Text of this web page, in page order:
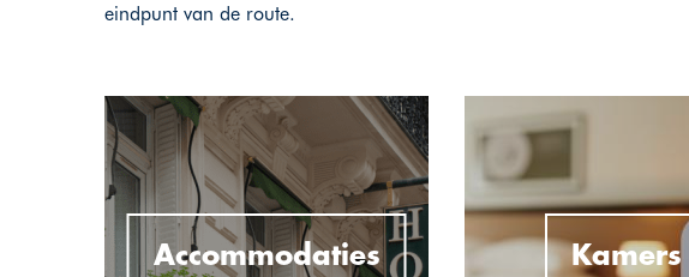
eindpunt van de route.
Accommodaties Kamers